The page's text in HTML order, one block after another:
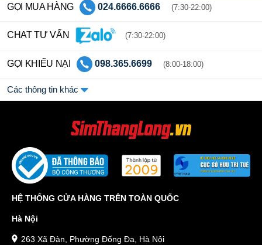
GỌI MUA HÀNG 024.6666.6666 (7:30-22:00)
CHAT TƯ VẤN (7:30-22:00)
GỌI KHIẾU NẠI 098.365.6699 (8:00-18:00)
Các thông tin khác
HỆ THỐNG CỬA HÀNG TRÊN TOÀN QUỐC
Hà Nội
263 Xã Đàn, Phường Đống Đa, Hà Nội